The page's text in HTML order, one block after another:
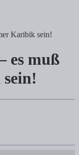
Karibik sein!
nicht
im
es muß